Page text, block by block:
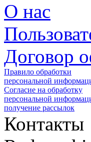
О нас
Договор
Правило обработки
персональной
Согласие на обработку
персональной
получение рассылок
Контакты